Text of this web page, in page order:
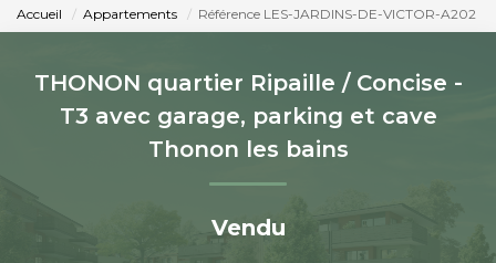
PROGRAMMES NEUFS
ESTIMER EN LIGNE
LES AGENCES
Accueil Appartements Référence LES-JARDINS-DE-VICTOR-A202
THONON quartier Ripaille / Concise -
T3 avec garage, parking et cave
Thonon les bains
Vendu